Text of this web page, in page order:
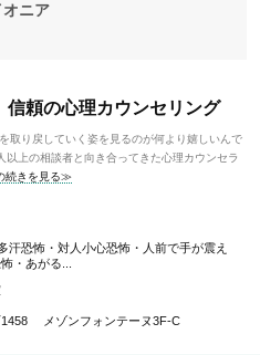
オニア
頼の心理カウンセリング
取り戻していく姿を見るのが何より嬉しいんで
上の相談者と向き合ってきた心理カウンセラ
続きを見る≫
汗恐怖・対人小心恐怖・人前で手が震え
・あがる...
1458 メゾンフォンテーヌ3F-C